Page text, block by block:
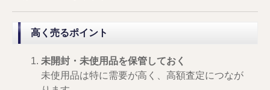
高く売るポイント
未開封・未使用品を保管しておく
未使用品は特に需要が高く、高額査定につなが